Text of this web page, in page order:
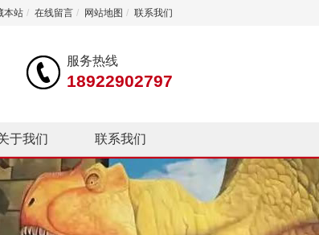
本站 / 在线留言 / 网站地图 / 联系我们
服务热线
18922902797
于我们 联系我们